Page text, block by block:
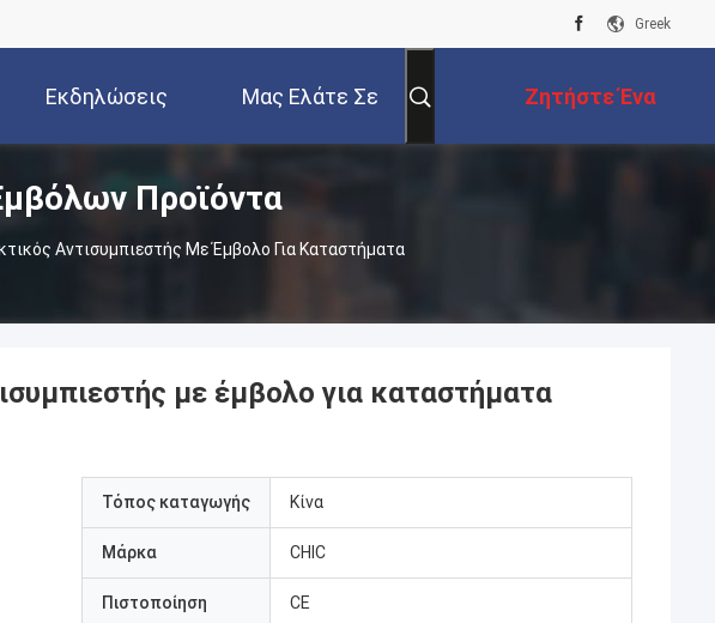
Greek
Εκδηλώσεις Μας Ελάτε Σε
Επαφή Με
Ζητήστε Ένα
Απόσπασμα
Προϊόντα
Αντισυμπιεστής Με Έμβολο Για Καταστήματα
με έμβολο για καταστήματα
Τόπος καταγωγής Κίνα
Μάρκα CHIC
Πιστοποίηση CE